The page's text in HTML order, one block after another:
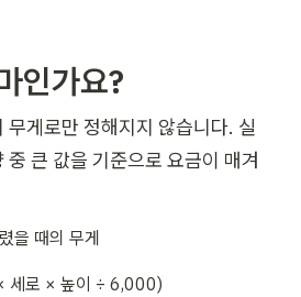
인가요?
무게로만 정해지지 않습니다. 실
중 큰 값을 기준으로 요금이 매겨
을 때의 무게
세로 × 높이 ÷ 6,000)